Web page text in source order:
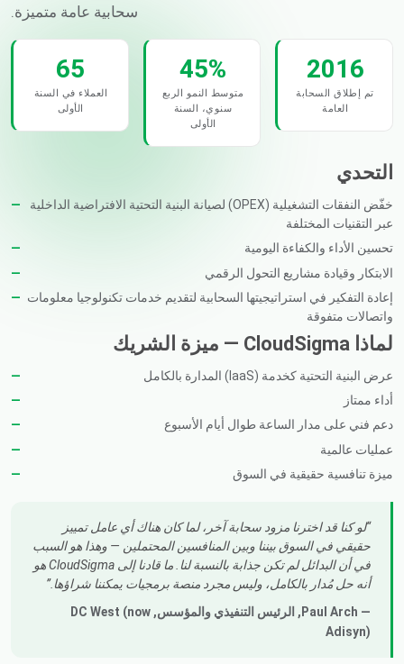
سحابية عامة متميزة.
2016
تم إطلاق السحابة
العامة
45%
متوسط النمو الربع
سنوي، السنة
الأولى
65
العملاء في السنة
الأولى
التحدي
خفّض النفقات التشغيلية (OPEX) لصيانة البنية التحتية الافتراضية الداخلية
عبر التقنيات المختلفة
تحسين الأداء والكفاءة اليومية
الابتكار وقيادة مشاريع التحول الرقمي
إعادة التفكير في استراتيجيتها السحابية لتقديم خدمات تكنولوجيا معلومات
واتصالات متفوقة
لماذا CloudSigma — ميزة الشريك
عرض البنية التحتية كخدمة (IaaS) المدارة بالكامل
أداء ممتاز
دعم فني على مدار الساعة طوال أيام الأسبوع
عمليات عالمية
ميزة تنافسية حقيقية في السوق
لو كنا قد اخترنا مزود سحابة آخر، لما كان هناك أي عامل تمييز
حقيقي في السوق بيننا وبين المنافسين المحتملين — وهذا هو السبب
في أن البدائل لم تكن جذابة بالنسبة لنا. ما قادنا إلى CloudSigma هو
أنه حل مُدار بالكامل، وليس مجرد منصة برمجيات يمكننا شراؤها.
— Paul Arch,
الرئيس التنفيذي والمؤسس , DC West (now
Adisyn)